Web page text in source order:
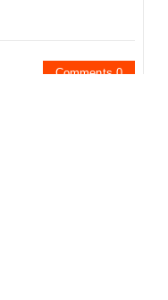
Comments 0